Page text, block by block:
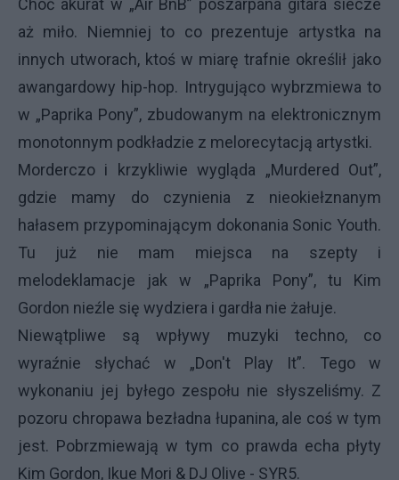
Choć akurat w „Air BnB” poszarpana gitara siecze
aż miło. Niemniej to co prezentuje artystka na
innych utworach, ktoś w miarę trafnie określił jako
awangardowy hip-hop. Intrygująco wybrzmiewa to
w „Paprika Pony”, zbudowanym na elektronicznym
monotonnym podkładzie z melorecytacją artystki.
Morderczo i krzykliwie wygląda „Murdered Out”,
gdzie mamy do czynienia z nieokiełznanym
hałasem przypominającym dokonania Sonic Youth.
Tu już nie mam miejsca na szepty i
melodeklamacje jak w „Paprika Pony”, tu Kim
Gordon nieźle się wydziera i gardła nie żałuje.
Niewątpliwe są wpływy muzyki techno, co
wyraźnie słychać w „Don't Play It”. Tego w
wykonaniu jej byłego zespołu nie słyszeliśmy. Z
pozoru chropawa bezładna łupanina, ale coś w tym
jest. Pobrzmiewają w tym co prawda echa płyty
Kim Gordon, Ikue Mori & DJ Olive - SYR5.